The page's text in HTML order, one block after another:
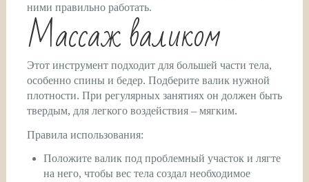
ними правильно работать.
Массаж валиком
Этот инструмент подходит для большей части тела,
особенно спины и бедер. Подберите валик нужной
плотности. При регулярных занятиях он должен быть
твердым, для легкого воздействия – мягким.
Правила использования:
Положите валик под проблемный участок и лягте
на него, чтобы вес тела создал необходимое